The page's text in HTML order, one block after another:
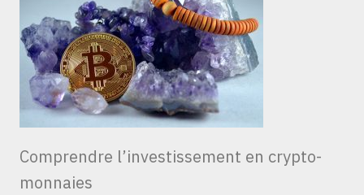
Comprendre l’investissement en crypto-
monnaies